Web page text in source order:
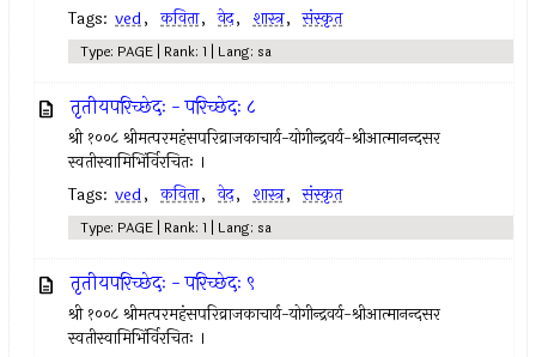
Tags: ved, कविता, वेद, शास्त्र, संस्कृत
Type: PAGE | Rank: 1 | Lang: sa
तृतीयपरिच्छेदः - परिच्छेदः ८
श्री १००८ श्रीमत्परमहंसपरिव्राजकाचार्य-योगीन्द्रवर्य-श्रीआत्मानन्दसर
स्वतीस्वामिभिंर्विरचितः ।
Tags: ved, कविता, वेद, शास्त्र, संस्कृत
Type: PAGE | Rank: 1 | Lang: sa
तृतीयपरिच्छेदः - परिच्छेदः ९
श्री १००८ श्रीमत्परमहंसपरिव्राजकाचार्य-योगीन्द्रवर्य-श्रीआत्मानन्दसर
स्वतीस्वामिभिंर्विरचितः ।